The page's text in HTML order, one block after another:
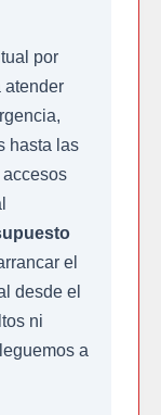
por
atender
hasta las
el
desde el
ni
a